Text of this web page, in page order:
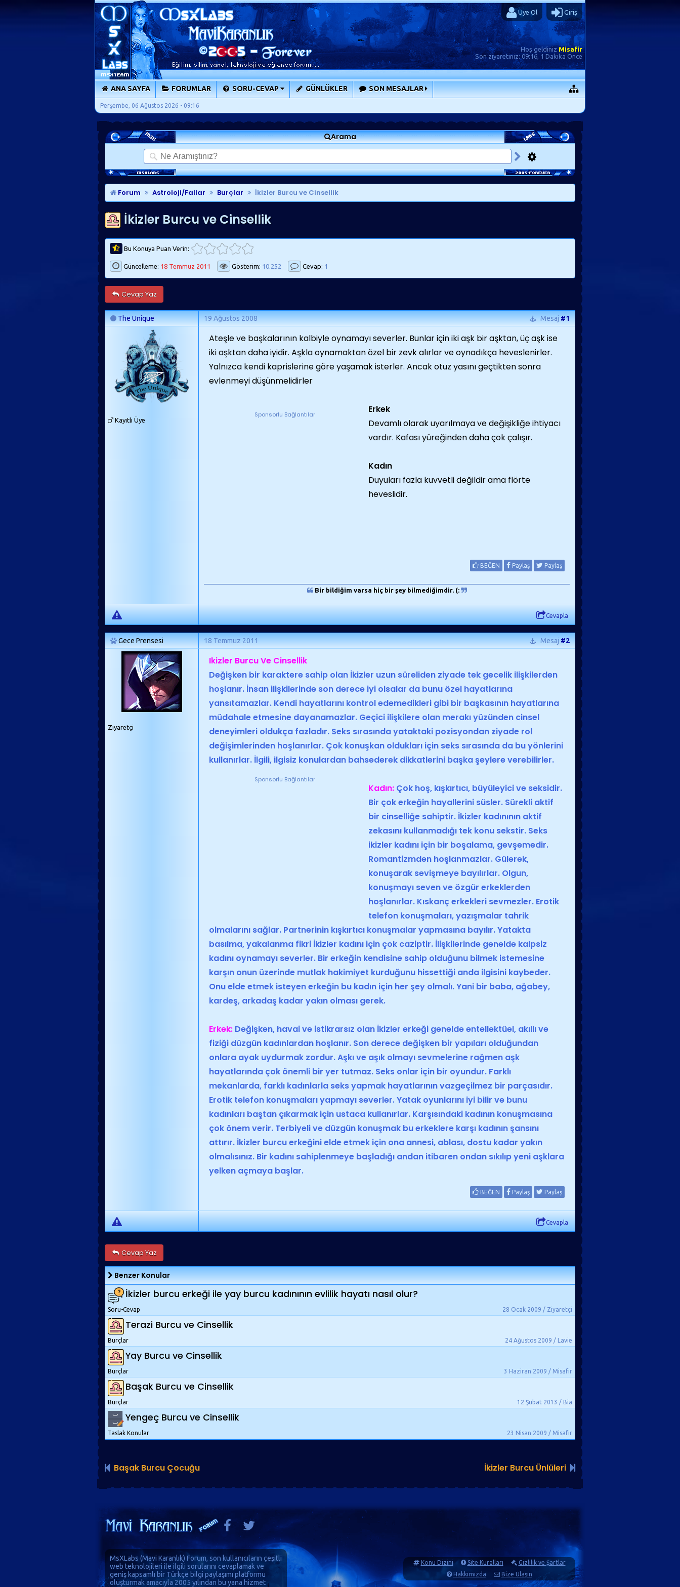
Üye Ol Giriş
Hoş geldiniz Misafir
Son ziyaretiniz:09:16, 1 Dakika Önce
ANA SAYFA FORUMLAR SORU-CEVAP GÜNLÜKLER SON MESAJLAR
Perşembe, 06 Ağustos 2026 - 09:16
Arama
Forum Astroloji/Fallar Burçlar İkizler Burcu ve Cinsellik
İkizler Burcu ve Cinsellik
Bu Konuya Puan Verin:
Güncelleme: 18 Temmuz 2011 Gösterim: 10.252 Cevap: 1
Cevap Yaz
The Unique 19 Ağustos 2008 Mesaj#1
Kayıtlı Üye
Ateşle ve başkalarının kalbiyle oynamayı severler. Bunlar için iki aşk bir aşktan, üç aşk ise
iki aşktan daha iyidir. Aşkla oynamaktan özel bir zevk alırlar ve oynadıkça heveslenirler.
Yalnızca kendi kaprislerine göre yaşamak isterler. Ancak otuz yasını geçtikten sonra
evlenmeyi düşünmelidirler
Sponsorlu Bağlantılar
Erkek
Devamlı olarak uyarılmaya ve değişikliğe ihtiyacı
vardır. Kafası yüreğinden daha çok çalışır.
Kadın
Duyuları fazla kuvvetli değildir ama flörte
heveslidir.
BEĞEN Paylaş Paylaş
Bir bildiğim varsa hiç bir şey bilmediğimdir. (:
Cevapla
Gece Prensesi 18 Temmuz 2011 Mesaj#2
Ziyaretçi
Ikizler Burcu Ve Cinsellik
Değişken bir karaktere sahip olan İkizler uzun süreliden ziyade tek gecelik ilişkilerden
hoşlanır. İnsan ilişkilerinde son derece iyi olsalar da bunu özel hayatlarına
yansıtamazlar. Kendi hayatlarını kontrol edemedikleri gibi bir başkasının hayatlarına
müdahale etmesine dayanamazlar. Geçici ilişkilere olan merakı yüzünden cinsel
deneyimleri oldukça fazladır. Seks sırasında yataktaki pozisyondan ziyade rol
değişimlerinden hoşlanırlar. Çok konuşkan oldukları için seks sırasında da bu yönlerini
kullanırlar. İlgili, ilgisiz konulardan bahsederek dikkatlerini başka şeylere verebilirler.
Sponsorlu Bağlantılar
Kadın: Çok hoş, kışkırtıcı, büyüleyici ve seksidir.
Bir çok erkeğin hayallerini süsler. Sürekli aktif
bir cinselliğe sahiptir. İkizler kadınının aktif
zekasını kullanmadığı tek konu sekstir. Seks
ikizler kadını için bir boşalama, gevşemedir.
Romantizmden hoşlanmazlar. Gülerek,
konuşarak sevişmeye bayılırlar. Olgun,
konuşmayı seven ve özgür erkeklerden
hoşlanırlar. Kıskanç erkekleri sevmezler. Erotik
telefon konuşmaları, yazışmalar tahrik
olmalarını sağlar. Partnerinin kışkırtıcı konuşmalar yapmasına bayılır. Yatakta
basılma, yakalanma fikri İkizler kadını için çok caziptir. İlişkilerinde genelde kalpsiz
kadını oynamayı severler. Bir erkeğin kendisine sahip olduğunu bilmek istemesine
karşın onun üzerinde mutlak hakimiyet kurduğunu hissettiği anda ilgisini kaybeder.
Onu elde etmek isteyen erkeğin bu kadın için her şey olmalı. Yani bir baba, ağabey,
kardeş, arkadaş kadar yakın olması gerek.
Erkek: Değişken, havai ve istikrarsız olan İkizler erkeği genelde entellektüel, akıllı ve
fiziği düzgün kadınlardan hoşlanır. Son derece değişken bir yapıları olduğundan
onlara ayak uydurmak zordur. Aşkı ve aşık olmayı sevmelerine rağmen aşk
hayatlarında çok önemli bir yer tutmaz. Seks onlar için bir oyundur. Farklı
mekanlarda, farklı kadınlarla seks yapmak hayatlarının vazgeçilmez bir parçasıdır.
Erotik telefon konuşmaları yapmayı severler. Yatak oyunlarını iyi bilir ve bunu
kadınları baştan çıkarmak için ustaca kullanırlar. Karşısındaki kadının konuşmasına
çok önem verir. Terbiyeli ve düzgün konuşmak bu erkeklere karşı kadının şansını
attırır. İkizler burcu erkeğini elde etmek için ona annesi, ablası, dostu kadar yakın
olmalısınız. Bir kadını sahiplenmeye başladığı andan itibaren ondan sıkılıp yeni aşklara
yelken açmaya başlar.
BEĞEN Paylaş Paylaş
Cevapla
Cevap Yaz
Benzer Konular
İkizler burcu erkeği ile yay burcu kadınının evlilik hayatı nasıl olur?
28 Ocak 2009 / Ziyaretçi
Soru-Cevap
Terazi Burcu ve Cinsellik
24 Ağustos 2009 / Lavie
Burçlar
Yay Burcu ve Cinsellik
3 Haziran 2009 / Misafir
Burçlar
Başak Burcu ve Cinsellik
12 Şubat 2013 / Bia
Burçlar
Yengeç Burcu ve Cinsellik
23 Nisan 2009 / Misafir
Taslak Konular
Başak Burcu Çocuğu İkizler Burcu Ünlüleri
MsXLabs (Mavi Karanlık) Forum, son kullanıcıların çeşitli
web teknolojileri ile ilgili sorularını cevaplamak ve
geniş kapsamlı bir Türkçe bilgi paylaşımı platformu
oluşturmak amacıyla 2005 yılından bu yana hizmet
Konu Dizini Site Kuralları
Gizlilik ve Şartlar
Hakkımızda
Bize Ulaşın